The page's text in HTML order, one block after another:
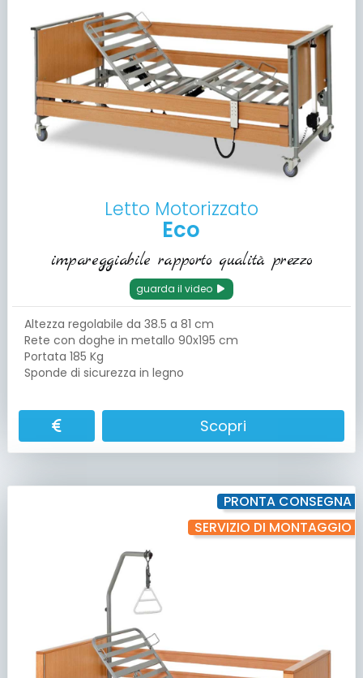
Letto Motorizzato
Eco
impareggiabile rapporto qualità prezzo
guarda il video
Altezza regolabile da 38.5 a 81 cm
Rete con doghe in metallo 90x195 cm
Portata 185 Kg
Sponde di sicurezza in legno
Scopri
PRONTA CONSEGNA
SERVIZIO DI MONTAGGIO